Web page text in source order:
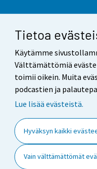
Tietoa
Käytämme
Välttämättömiä
toimii oikein. Muita
podcastien ja
Lue lisää evästeistä.
Hyväksyn kaikki
Vain välttämättömät
Yhteystiedot
Palaute
Käyttöehdot
Saavutettavuus
Tietoa sivustosta
Evästeasetukset